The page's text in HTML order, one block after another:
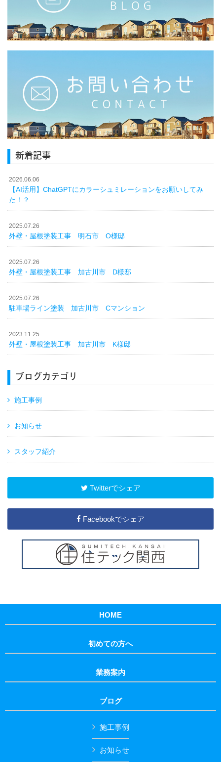
新着記事
2026.06.06
【AI活用】ChatGPTにカラーシュミレーションをお願いしてみ
た！？
2025.07.26
外壁・屋根塗装工事 明石市 O様邸
2025.07.26
外壁・屋根塗装工事 加古川市 D様邸
2025.07.26
駐車場ライン塗装 加古川市 Cマンション
2023.11.25
外壁・屋根塗装工事 加古川市 K様邸
ブログカテゴリ
施工事例
お知らせ
スタッフ紹介
Twitterでシェア
Facebookでシェア
HOME
初めての方へ
業務案内
ブログ
施工事例
お知らせ